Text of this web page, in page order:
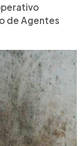
de Agentes